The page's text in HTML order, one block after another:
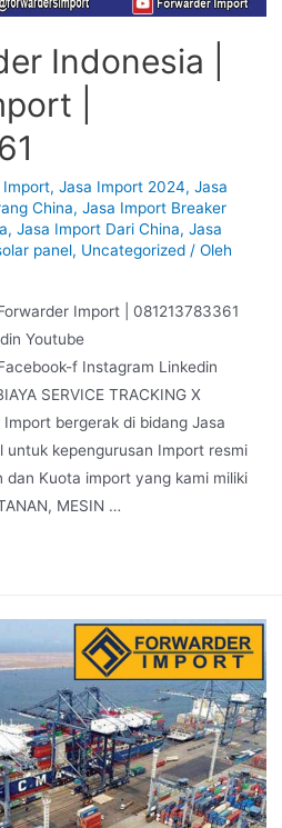
Indonesia |
|
Import, Jasa Import 2024, Jasa
China, Jasa Import Breaker
, Jasa Import Dari China, Jasa
panel, Uncategorized/ Oleh
Import | 081213783361
Youtube
f Instagram Linkedin
SERVICE TRACKING X
bergerak di bidang Jasa
untuk kepengurusan Import resmi
dan Kuota import yang kami miliki
MESIN …